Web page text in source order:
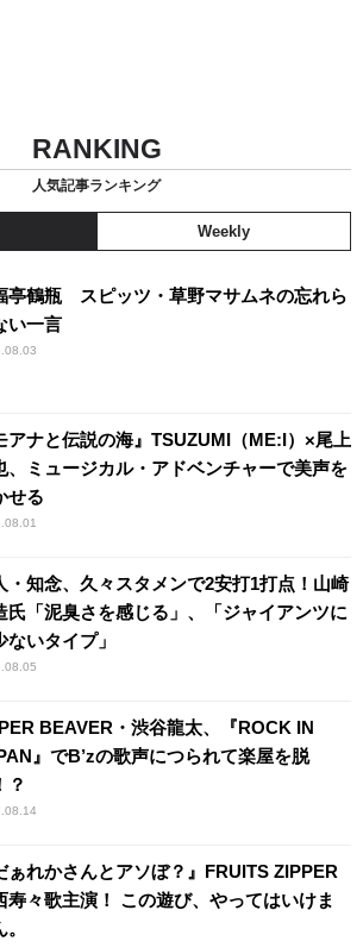
RANKING
人気記事ランキング
Weekly
亭鶴瓶 スピッツ・草野マサムネの忘れら
い一言
アナと伝説の海』TSUZUMI（ME:I）×尾上
、ミュージカル・アドベンチャーで美声を
せる
・知念、久々スタメンで2安打1打点！山崎
氏「泥臭さを感じる」、「ジャイアンツに
ないタイプ」
BEAVER・渋谷龍太、『ROCK IN
』でB’zの歌声につられて楽屋を脱
？
ぁれかさんとアソぼ？』FRUITS ZIPPER
寿々歌主演！ この遊び、やってはいけま